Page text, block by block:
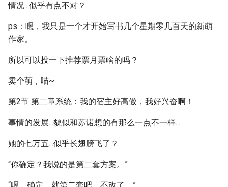
情况...似乎有点不对？
ps：嗯，我只是一个才开始写书几个星期零几百天的新萌
作家。
所以可以投一下推荐票月票啥的吗？
卖个萌，喵~
第2节 第二章系统：我的宿主好高傲，我好兴奋啊！
事情的发展...貌似和苏诺想的有那么一点不一样...
她的七万五...似乎长翅膀飞了？
“你确定？我说的是第二套方案。”